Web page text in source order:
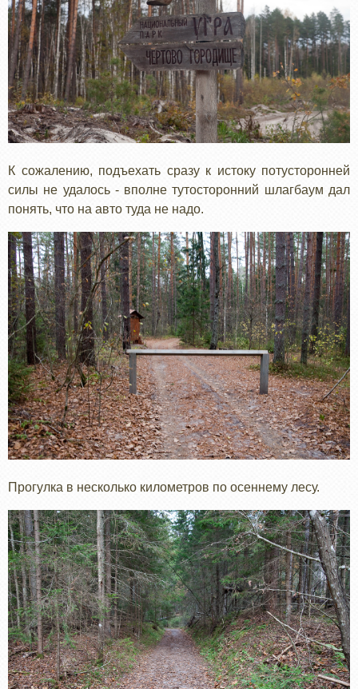
К сожалению, подъехать сразу к истоку потусторонней
силы не удалось - вполне тутосторонний шлагбаум дал
понять, что на авто туда не надо.
Прогулка в несколько километров по осеннему лесу.